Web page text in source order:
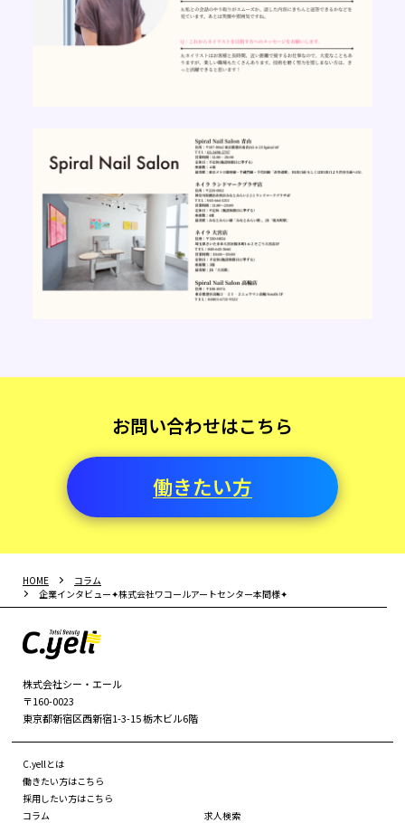
お問い合わせはこちら
働きたい方
HOME
コラム
企業インタビュー✦株式会社ワコールアートセンター本間様✦
株式会社シー・エール
〒160-0023
東京都新宿区西新宿1-3-15 栃木ビル6階
C.yellとは
働きたい方はこちら
採用したい方はこちら
コラム
求人検索